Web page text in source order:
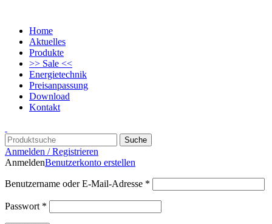
Home
Aktuelles
Produkte
>> Sale <<
Energietechnik
Preisanpassung
Download
Kontakt
Suche
Anmelden / Registrieren
AnmeldenBenutzerkonto erstellen
Benutzername oder E-Mail-Adresse *
Passwort *